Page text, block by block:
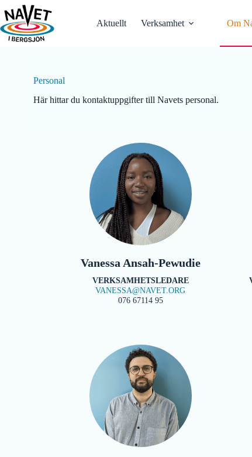
Hoppa
till
innehåll
Aktuellt Verksamhet Om
Personal
Här hittar du kontaktuppgifter till Navets personal.
Vanessa Ansah-Pewudie
VERKSAMHETSLEDARE
VANESSA@NAVET.ORG
076 67114 95